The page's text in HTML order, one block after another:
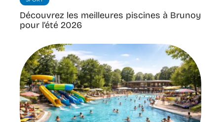
Découvrez les meilleures piscines à Brunoy
pour l’été 2026